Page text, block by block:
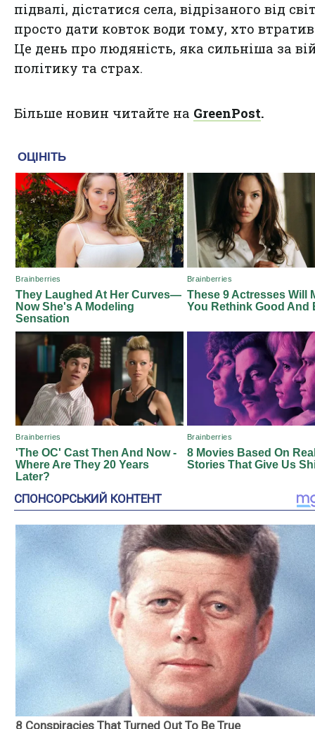
підвалі, дістатися села, відрізаного від
просто дати ковток води тому, хто втратив
Це день про людяність, яка сильніша за
політику та страх.
Більше новин читайте на GreenPost.